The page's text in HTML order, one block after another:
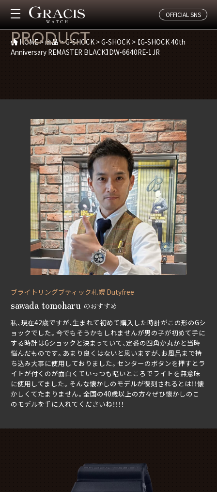
OFFICIAL SNS
商品紹介
PRODUCT
HOME>商品>G-SHOCK >G-SHOCK > 【G-SHOCK 40th
Anniversary REMASTER BLACK】DW-6640RE-1JR
ブライトリングブティック札幌 Dutyfree
sawada tomoharu のおすすめ
私、現在42歳ですが、生まれて初めて購入した時計がこの形のGシ
ョックでした。今でもそうかもしれませんが男の子が初めて手に
する時計はGショックと決まっていて、定番の四角か丸かと当時
悩んだものです。あまり良くはないと思いますが、お風呂まで持
ち込み大事に使用しておりました。センターのボタンを押すとラ
イトが付くのが面白くていっつも暗いところでライトを無意味
に使用してました。そんな懐かしのモデルが復刻されるとは！！懐
かしくてたまりません。全国の40歳以上の方々ぜひ懐かしのこ
のモデルを手に入れてくださいね！！！！